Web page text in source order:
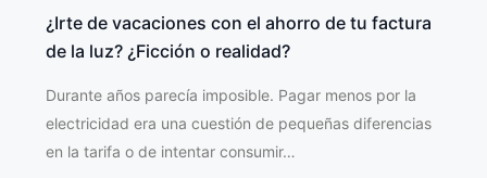
¿Irte de vacaciones con el ahorro de tu factura
de la luz? ¿Ficción o realidad?
Durante años parecía imposible. Pagar menos por la
electricidad era una cuestión de pequeñas diferencias
en la tarifa o de intentar consumir…